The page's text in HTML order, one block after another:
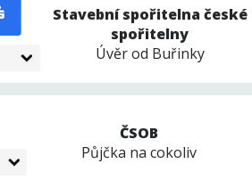
Stavební spořitelna české
spořitelny
Úvěr od Buřinky
ČSOB
Půjčka na cokoliv